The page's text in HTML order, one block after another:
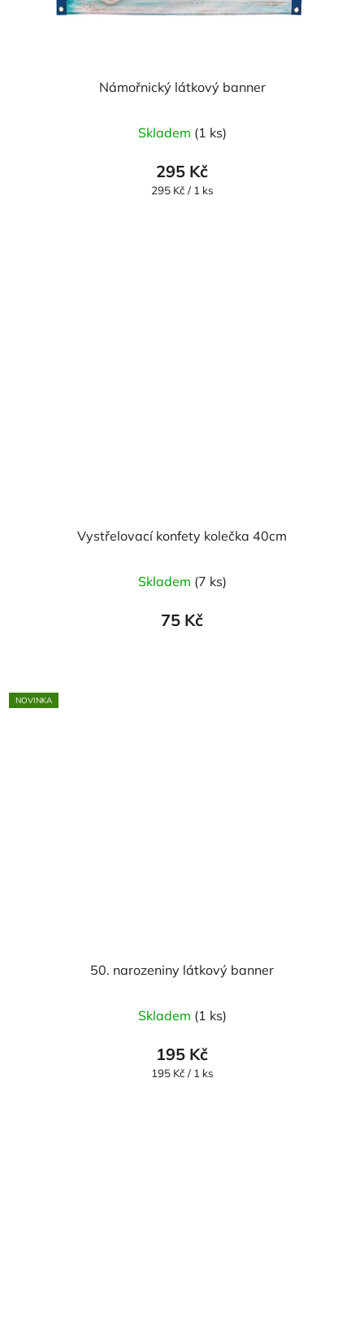
Námořnický látkový banner
Skladem (1 ks)
295 Kč
Měrná
295 Kč / 1 ks
Vystřelovací konfety kolečka 40cm
Skladem (7 ks)
75 Kč
NOVINKA
50. narozeniny látkový banner
Skladem (1 ks)
195 Kč
Měrná
195 Kč / 1 ks